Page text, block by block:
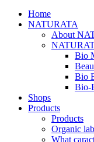
Home
NATURATA
About
Bio
Bio
Bio-
Shops
Products
Products
Organic
What